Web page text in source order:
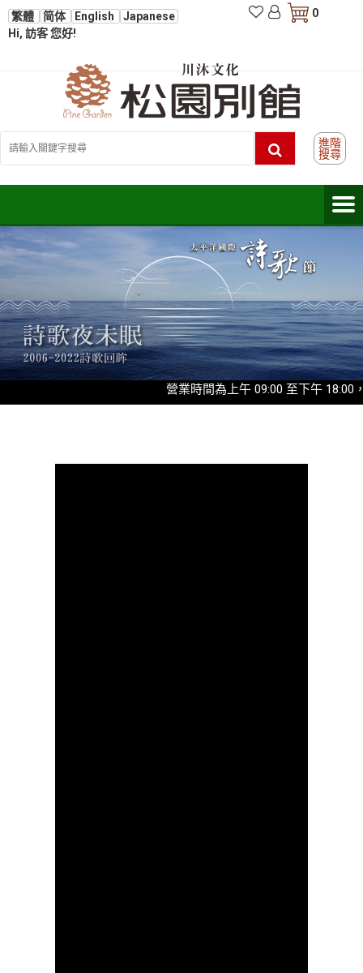
繁體 简体 English
Japanese
Hi, 訪客 您好!
0
進階
搜尋
營業時間為上午 09:00 至下午 18:00